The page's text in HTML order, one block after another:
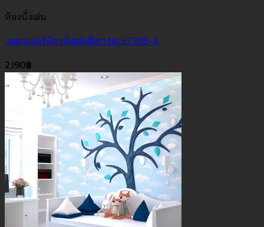
ห้องนั่งเล่น
วอลเปเปอร์ห้องนั่งเล่นสีเทา No.57205-4
2,190฿